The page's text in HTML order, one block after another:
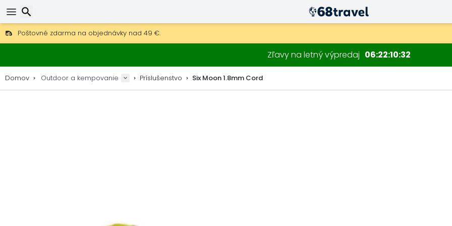
Poštovné zdarma na objednávky nad 49 €.
30 dní na vrátenie, 90 dní na drevené mapy a dekorácie.
Zľavy na letný výpredaj 06221031
Domov Outdoor a kempovanie Príslušenstvo Six Moon 1.8mm Cord